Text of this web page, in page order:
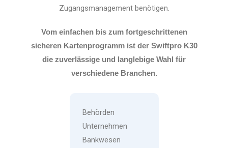
Zugangsmanagement benötigen.
Vom einfachen bis zum fortgeschrittenen
sicheren Kartenprogramm ist der Swiftpro K30
die zuverlässige und langlebige Wahl für
verschiedene Branchen.
Behörden
Unternehmen
Bankwesen